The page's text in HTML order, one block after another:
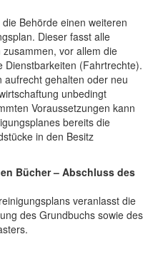
Behörde einen weiteren
Dieser fasst alle
vor allem die
Dienstbarkeiten (Fahrtrechte).
gehalten oder neu
unbedingt
Voraussetzungen kann
bereits die
in den Besitz
Bücher – Abschluss des
veranlasst die
des Grundbuchs sowie des